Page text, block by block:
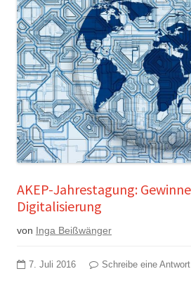
AKEP-Jahrestagung:
Digitalisierung
von Inga Beißwänger
7. Juli 2016 Schreibe eine Antwort